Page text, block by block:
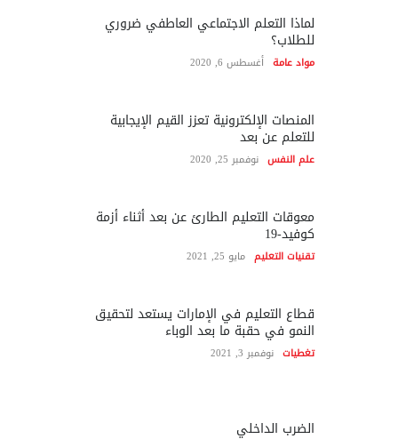
لماذا التعلم الاجتماعي العاطفي ضروري
للطلاب؟
مواد عامة أغسطس 6, 2020
المنصات الإلكترونية تعزز القيم الإيجابية
للتعلم عن بعد
علم النفس نوفمبر 25, 2020
معوقات التعليم الطارئ عن بعد أثناء أزمة
كوفيد-19
تقنيات التعليم مايو 25, 2021
قطاع التعليم في الإمارات يستعد لتحقيق
النمو في حقبة ما بعد الوباء
تغطيات نوفمبر 3, 2021
الضرب الداخلي